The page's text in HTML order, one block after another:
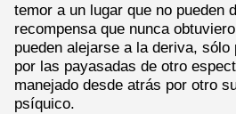
temor a un lugar que no pueden
recompensa que nunca
pueden alejarse a la deriva, sólo
por las payasadas de otro
manejado desde atrás por otro
psíquico.